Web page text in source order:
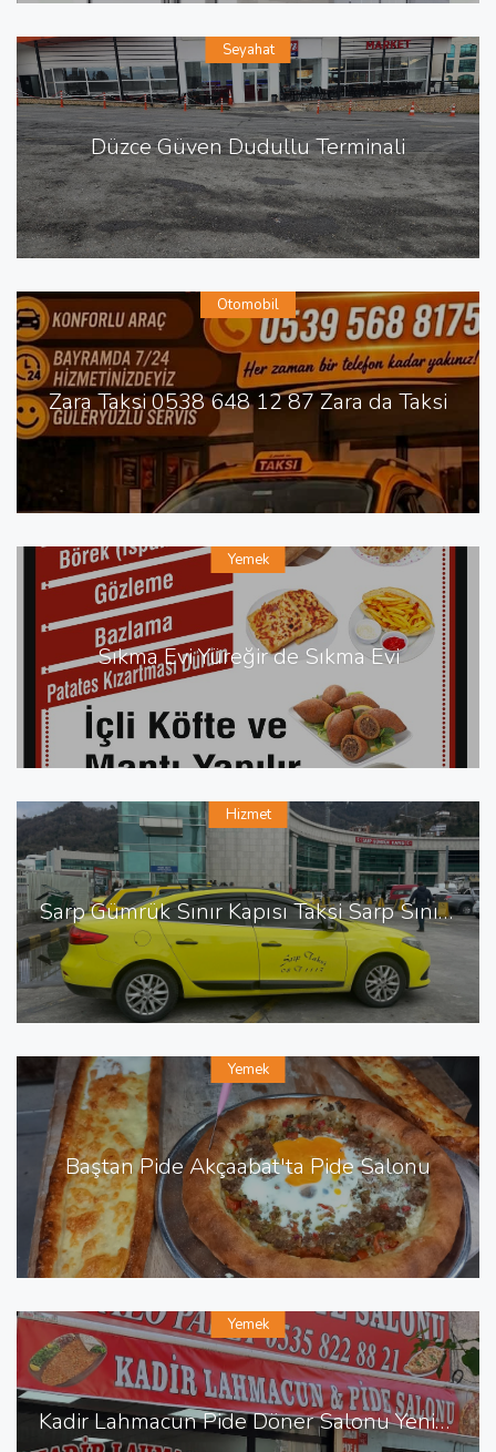
Düzce Güven Dudullu Terminali
Seyahat
Zara Taksi 0538 648 12 87 Zara da Taksi
Otomobil
Sıkma Evi Yüreğir de Sıkma Evi
Yemek
Sarp Gümrük Sınır Kapısı Taksi Sarp Sınır Kapısı En Yakın Taksi
Hizmet
Baştan Pide Akçaabat'ta Pide Salonu
Yemek
Kadir Lahmacun Pide Döner Salonu Yenişehir de Lahmacun Pide
Yemek